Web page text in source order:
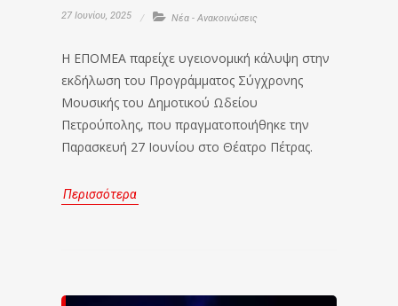
27 Ιουνίου, 2025 Νέα - Ανακοινώσεις
Η ΕΠΟΜΕΑ παρείχε υγειονομική κάλυψη στην
εκδήλωση του Προγράμματος Σύγχρονης
Μουσικής του Δημοτικού Ωδείου
Πετρούπολης, που πραγματοποιήθηκε την
Παρασκευή 27 Ιουνίου στο Θέατρο Πέτρας.
Περισσότερα